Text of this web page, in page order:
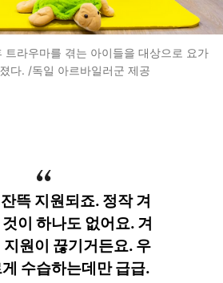
트라우마를 겪는 아이들을 대상으로 요가
다. /독일 아르바일러군 제공
뜩 지원되죠. 정작 겨
이 하나도 없어요. 겨
지원이 끊기거든요. 우
수습하는데만 급급.